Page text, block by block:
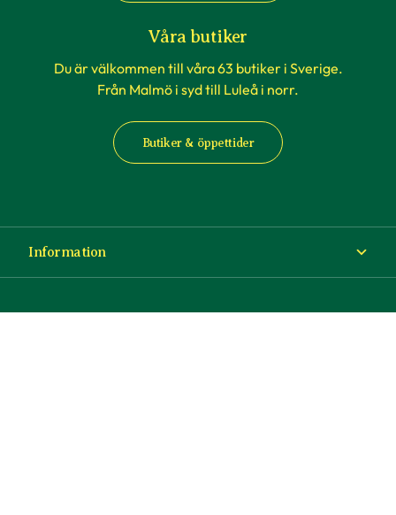
Våra butiker
Du är välkommen till våra 63 butiker i Sverige.
Från Malmö i syd till Luleå i norr.
Butiker & öppettider
Information